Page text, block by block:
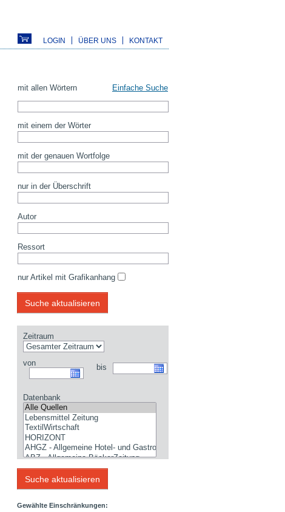
LOGIN ÜBER UNS KONTAKT
mit allen Wörtern Einfache Suche
mit einem der Wörter
mit der genauen Wortfolge
nur in der Überschrift
Autor
Ressort
nur Artikel mit Grafikanhang
Zeitraum
von bis
Datenbank
Gewählte Einschränkungen: